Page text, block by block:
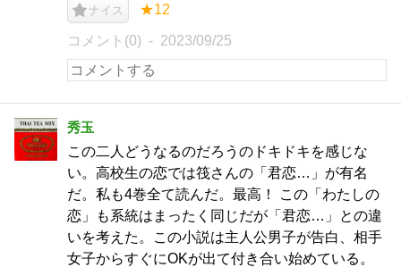
ナイス ★12
コメント(0) 2023/09/25
秀玉
この二人どうなるのだろうのドキドキを感じな
い。高校生の恋では筏さんの「君恋…」が有名
だ。私も4巻全て読んだ。最高！ この「わたしの
恋」も系統はまったく同じだが「君恋…」との違
いを考えた。この小説は主人公男子が告白、相手
女子からすぐにOKが出て付き合い始めている。